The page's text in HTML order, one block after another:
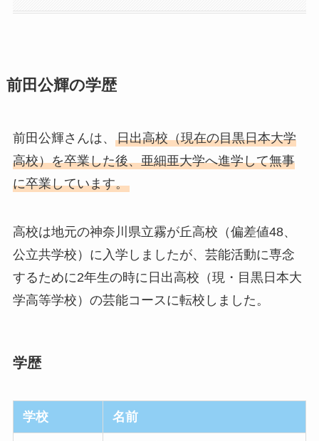
前田公輝の学歴
前田公輝さんは、 日出高校（現在の目黒日本大学
高校）を卒業した後、亜細亜大学へ進学して無事
に卒業しています。
高校は地元の神奈川県立霧が丘高校（偏差値48、
公立共学校）に入学しましたが、芸能活動に専念
するために2年生の時に日出高校（現・目黒日本大
学高等学校）の芸能コースに転校しました。
学歴
学校 名前